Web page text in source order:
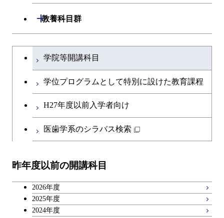
知能情報コース
情報工学コース
知能情報コース
専門科目
ライフエンジニアリングコ
ース
建築学系
開閉
コース
都市・環境学コース
エンジニアリングデザイン
コース
都市・環境学コース
開閉
地球環境共創コース
エネルギーコース
エンジニアリングデザイン
社会・人間科学系
社会・人間科学コース
イノベーション科学系
イノベーション科学コース
技術経営専門職学位課程
開閉
技術経営専門職学位課程
専門科目
教養科目群
開閉
文系教養科目
英語科目
第二外国語科目
キャリア科目
大学院課程を切り替える
学院等開講科目
学位プログラムとして特別に設けた教育課程
H27年度以前入学者向け
医歯学系のシラバス検索
昨年度以前の開講科目
2026年度
2025年度
2024年度